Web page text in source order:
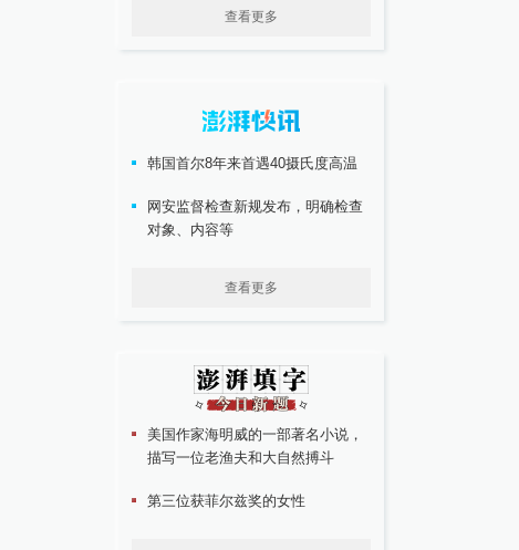
查看更多
韩国首尔8年来首遇40摄氏度高温
网安监督检查新规发布，明确检查
对象、内容等
查看更多
美国作家海明威的一部著名小说，
描写一位老渔夫和大自然搏斗
第三位获菲尔兹奖的女性